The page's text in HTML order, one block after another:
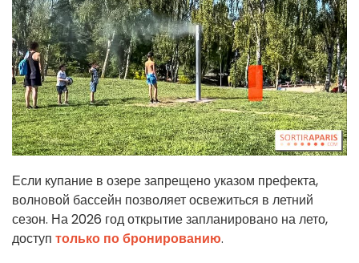
Если купание в озере запрещено указом префекта,
волновой бассейн позволяет освежиться в летний
сезон. На 2026 год открытие запланировано на лето,
доступ только по бронированию.